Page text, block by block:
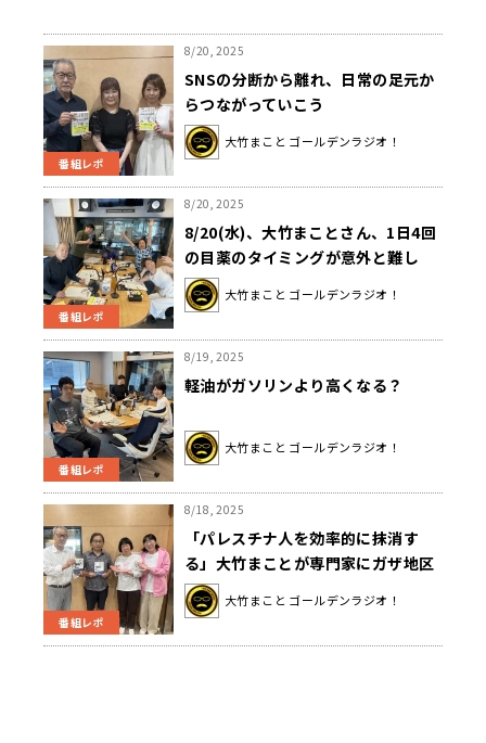
番組レポ
8/20, 2025
SNSの分断から離れ、日常の足元か
らつながっていこう
大竹まこと ゴールデンラジオ！
番組レポ
8/20, 2025
8/20(水)、大竹まことさん、1日4回
の目薬のタイミングが意外と難し
い…読書するにもひと苦労…
大竹まこと ゴールデンラジオ！
番組レポ
8/19, 2025
軽油がガソリンより高くなる？
大竹まこと ゴールデンラジオ！
番組レポ
8/18, 2025
「パレスチナ人を効率的に抹消す
る」大竹まことが専門家にガザ地区
の今を聞く
大竹まこと ゴールデンラジオ！